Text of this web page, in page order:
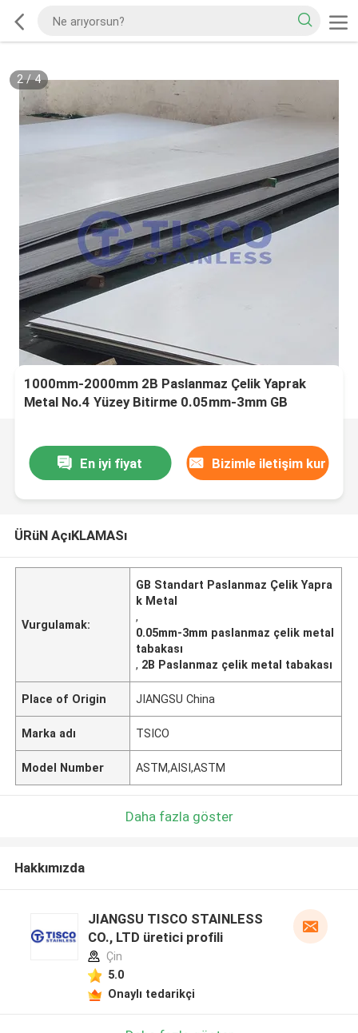
2/4
1000mm-2000mm 2B Paslanmaz Çelik Yaprak
Metal No.4 Yüzey Bitirme 0.05mm-3mm GB
En iyi fiyat Bizimle iletişim kur
ÜRüN AçıKLAMASı
Vurgulamak:
GB Standart Paslanmaz Çelik Yapra
k Metal
,
0.05mm-3mm paslanmaz çelik metal
tabakası
, 2B Paslanmaz çelik metal tabakası
Place of Origin JIANGSU China
Marka adı TSICO
Model Number ASTM,AISI,ASTM
Daha fazla göster
Hakkımızda
JIANGSU TISCO STAINLESS
CO., LTD üretici profili
Çin
5.0
Onaylı tedarikçi